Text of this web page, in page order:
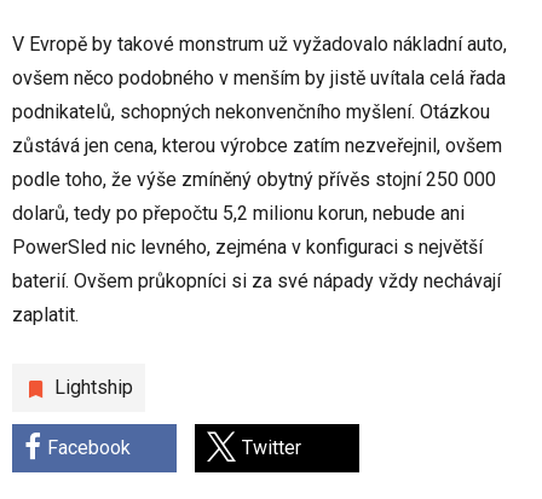
V Evropě by takové monstrum už vyžadovalo nákladní auto,
ovšem něco podobného v menším by jistě uvítala celá řada
podnikatelů, schopných nekonvenčního myšlení. Otázkou
zůstává jen cena, kterou výrobce zatím nezveřejnil, ovšem
podle toho, že výše zmíněný obytný přívěs stojní 250 000
dolarů, tedy po přepočtu 5,2 milionu korun, nebude ani
PowerSled nic levného, zejména v konfiguraci s největší
baterií. Ovšem průkopníci si za své nápady vždy nechávají
zaplatit.
Lightship
Facebook Twitter